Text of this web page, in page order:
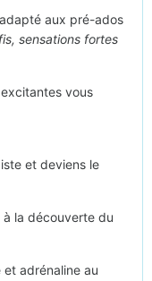
aux pré-ados
sensations fortes
vous
et deviens le
à la découverte du
et adrénaline au